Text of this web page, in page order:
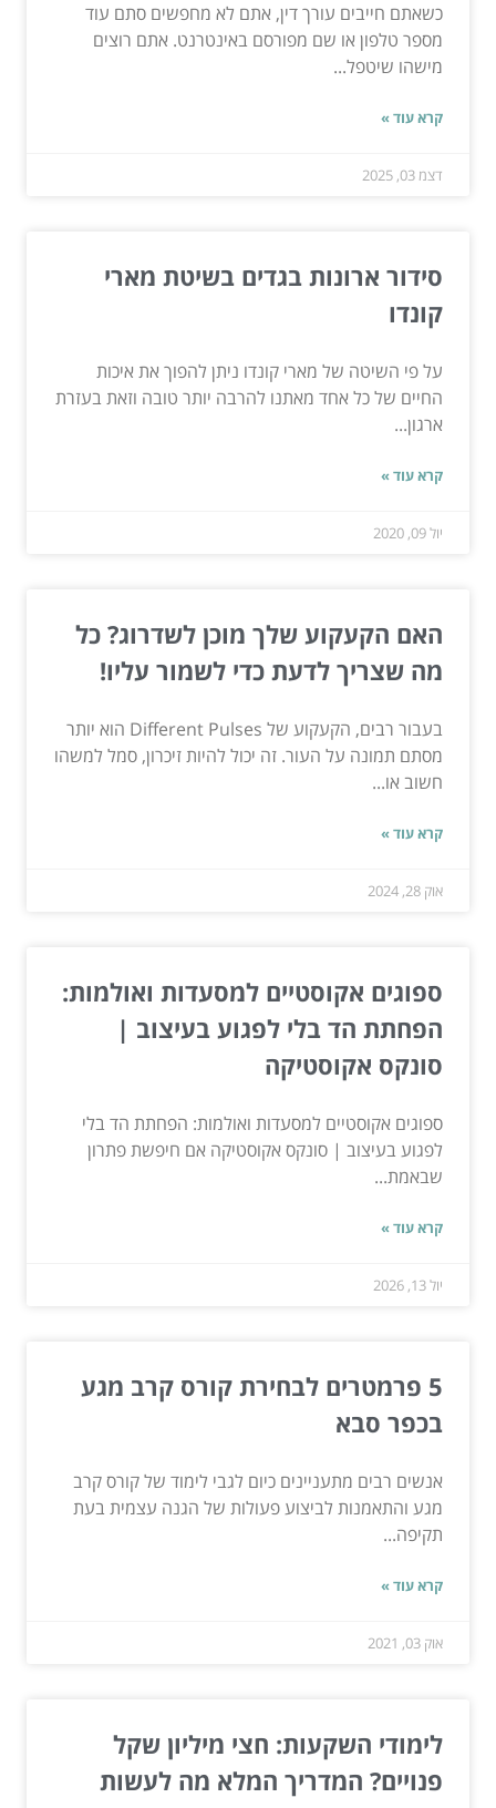
כשאתם חייבים עורך דין, אתם לא מחפשים סתם עוד
מספר טלפון או שם מפורסם באינטרנט. אתם רוצים
מישהו שיטפל...
קרא עוד »
דצמ 03, 2025
סידור ארונות בגדים בשיטת מארי
קונדו
על פי השיטה של מארי קונדו ניתן להפוך את איכות
החיים של כל אחד מאתנו להרבה יותר טובה וזאת בעזרת
ארגון...
קרא עוד »
יול 09, 2020
האם הקעקוע שלך מוכן לשדרוג? כל
מה שצריך לדעת כדי לשמור עליו!
בעבור רבים, הקעקוע של Different Pulses הוא יותר
מסתם תמונה על העור. זה יכול להיות זיכרון, סמל למשהו
חשוב או...
קרא עוד »
אוק 28, 2024
ספוגים אקוסטיים למסעדות ואולמות:
הפחתת הד בלי לפגוע בעיצוב |
סונקס אקוסטיקה
ספוגים אקוסטיים למסעדות ואולמות: הפחתת הד בלי
לפגוע בעיצוב | סונקס אקוסטיקה אם חיפשת פתרון
שבאמת...
קרא עוד »
יול 13, 2026
5 פרמטרים לבחירת קורס קרב מגע
בכפר סבא
אנשים רבים מתעניינים כיום לגבי לימוד של קורס קרב
מגע והתאמנות לביצוע פעולות של הגנה עצמית בעת
תקיפה...
קרא עוד »
אוק 03, 2021
לימודי השקעות: חצי מיליון שקל
פנויים? המדריך המלא מה לעשות